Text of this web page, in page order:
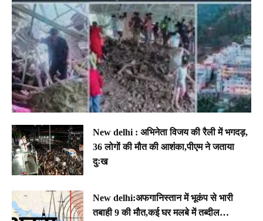
New delhi : अभिनेता विजय की रैली में भगदड़,
36 लोगों की मौत की आशंका,पीएम ने जताया
दुःख
New delhi:अफगानिस्तान में भूकंप से भारी
तबाही 9 की मौत,कई घर मलबे में तब्दील…